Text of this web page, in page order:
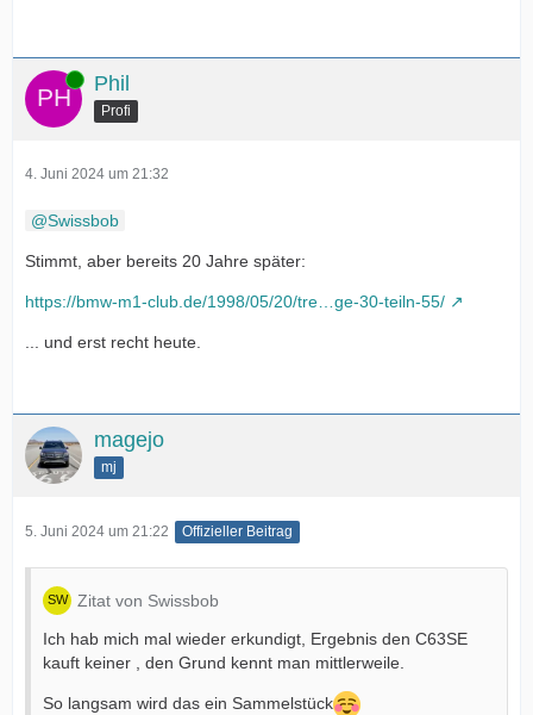
Online Phil
Profi
4. Juni 2024 um 21:32
Swissbob
Stimmt, aber bereits 20 Jahre später:
https://bmw-m1-club.de/1998/05/20/tre…ge-30-teiln-55/
... und erst recht heute.
magejo
mj
5. Juni 2024 um 21:22 Offizieller Beitrag
Zitat von Swissbob
Ich hab mich mal wieder erkundigt, Ergebnis den C63SE
kauft keiner , den Grund kennt man mittlerweile.
So langsam wird das ein Sammelstück